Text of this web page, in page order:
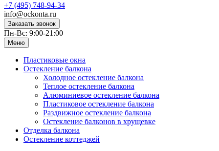
+7 (495) 748-94-34
info@ockonta.ru
Заказать звонок
Пн-Вс: 9:00-21:00
Меню
Пластиковые окна
Остекление балкона
Холодное остекление балкона
Теплое остекление балкона
Алюминиевое остекление балкона
Пластиковое остекление балкона
Раздвижное остекление балкона
Остекление балконов в хрущевке
Отделка балкона
Остекление коттеджей